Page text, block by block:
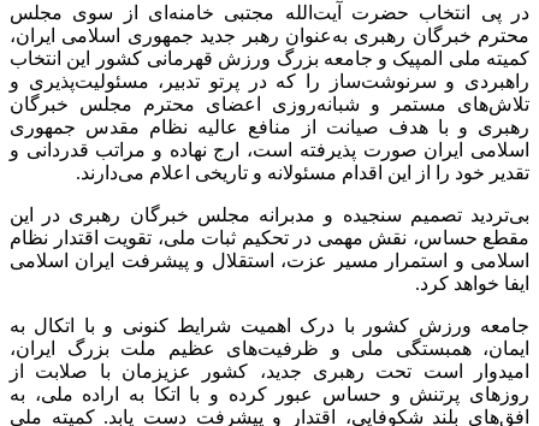
در پی انتخاب حضرت آیت‌الله مجتبی خامنه‌ای از سوی مجلس
محترم خبرگان رهبری به‌عنوان رهبر جدید جمهوری اسلامی ایران،
کمیته ملی المپیک و جامعه بزرگ ورزش قهرمانی کشور این انتخاب
راهبردی و سرنوشت‌ساز را که در پرتو تدبیر، مسئولیت‌پذیری و
تلاش‌های مستمر و شبانه‌روزی اعضای محترم مجلس خبرگان
رهبری و با هدف صیانت از منافع عالیه نظام مقدس جمهوری
اسلامی ایران صورت پذیرفته است، ارج نهاده و مراتب قدردانی و
تقدیر خود را از این اقدام مسئولانه و تاریخی اعلام می‌دارند.
بی‌تردید تصمیم سنجیده و مدبرانه مجلس خبرگان رهبری در این
مقطع حساس، نقش مهمی در تحکیم ثبات ملی، تقویت اقتدار نظام
اسلامی و استمرار مسیر عزت، استقلال و پیشرفت ایران اسلامی
ایفا خواهد کرد.
جامعه ورزش کشور با درک اهمیت شرایط کنونی و با اتکال به
ایمان، همبستگی ملی و ظرفیت‌های عظیم ملت بزرگ ایران،
امیدوار است تحت رهبری جدید، کشور عزیزمان با صلابت از
روزهای پرتنش و حساس عبور کرده و با اتکا به اراده ملی، به
افق‌های بلند شکوفایی، اقتدار و پیشرفت دست یابد. کمیته ملی